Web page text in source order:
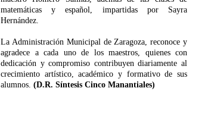
matemáticas y español, impartidas por Sayra
Hernández.
La Administración Municipal de Zaragoza, reconoce y
agradece a cada uno de los maestros, quienes con
dedicación y compromiso contribuyen diariamente al
crecimiento artístico, académico y formativo de sus
alumnos. (D.R. Síntesis Cinco Manantiales)